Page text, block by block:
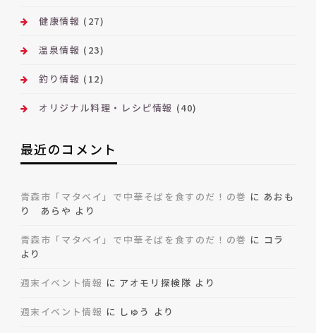
健康情報 (27)
温泉情報 (23)
釣り情報 (12)
オリジナル料理・レシピ情報 (40)
最近のコメント
青森市「マタベイ」で中華そばを食すのだ！の巻 に あおも
り あらや より
青森市「マタベイ」で中華そばを食すのだ！の巻 に コラ
より
週末イベント情報 に アオモリ探検隊 より
週末イベント情報 に しゅう より